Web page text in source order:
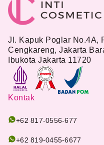
Jl. Kapuk Poglar No.4A,
Cengkareng, Jakarta
Ibukota Jakarta 11720
Kontak
+62 817-0556-677
+62 819-0455-6677